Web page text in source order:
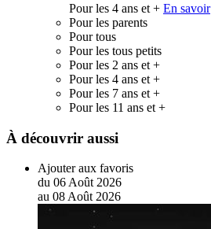
Pour les 4 ans et + En savoir
Pour les parents
Pour tous
Pour les tous petits
Pour les 2 ans et +
Pour les 4 ans et +
Pour les 7 ans et +
Pour les 11 ans et +
À découvrir aussi
Ajouter aux favoris
du 06 Août 2026
au 08 Août 2026